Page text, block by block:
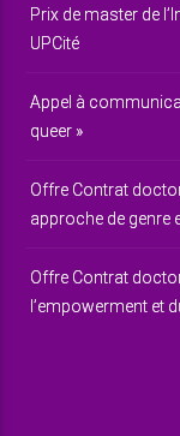
Prix de master de
UPCité
Appel à
queer »
Offre Contrat
approche de genre
Offre Contrat
l’empowerment et